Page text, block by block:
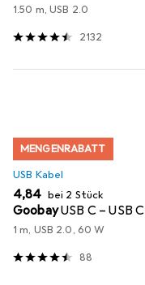
1.50 m, USB 2.0
2132
MENGENRABATT
USB Kabel
EUR
4,84 bei 2 Stück
GoobayUSB C – USB C
1 m, USB 2.0, 60 W
88